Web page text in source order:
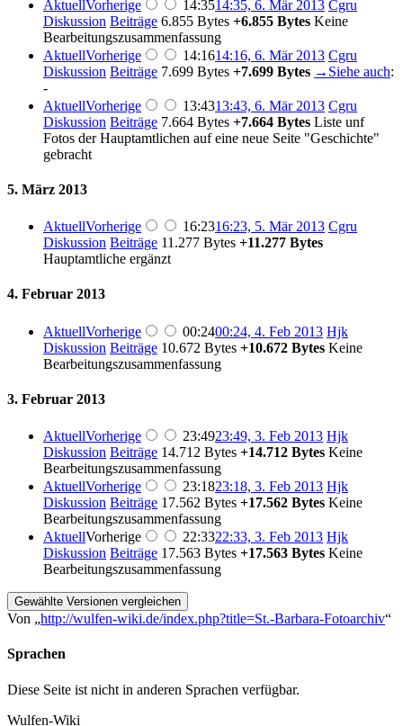
AktuellVorherige 14:3514:35, 6. Mär 2013 Cgru
Diskussion Beiträge 6.855 Bytes +6.855 Bytes Keine
Bearbeitungszusammenfassung
AktuellVorherige 14:1614:16, 6. Mär 2013 Cgru
Diskussion Beiträge 7.699 Bytes +7.699 Bytes →‎Siehe auch:
-
AktuellVorherige 13:4313:43, 6. Mär 2013 Cgru
Diskussion Beiträge 7.664 Bytes +7.664 Bytes Liste unf
Fotos der Hauptamtlichen auf eine neue Seite "Geschichte"
gebracht
5. März 2013
AktuellVorherige 16:2316:23, 5. Mär 2013 Cgru
Diskussion Beiträge 11.277 Bytes +11.277 Bytes
Hauptamtliche ergänzt
4. Februar 2013
AktuellVorherige 00:2400:24, 4. Feb 2013 Hjk
Diskussion Beiträge 10.672 Bytes +10.672 Bytes Keine
Bearbeitungszusammenfassung
3. Februar 2013
AktuellVorherige 23:4923:49, 3. Feb 2013 Hjk
Diskussion Beiträge 14.712 Bytes +14.712 Bytes Keine
Bearbeitungszusammenfassung
AktuellVorherige 23:1823:18, 3. Feb 2013 Hjk
Diskussion Beiträge 17.562 Bytes +17.562 Bytes Keine
Bearbeitungszusammenfassung
AktuellVorherige 22:3322:33, 3. Feb 2013 Hjk
Diskussion Beiträge 17.563 Bytes +17.563 Bytes Keine
Bearbeitungszusammenfassung
Von „http://wulfen-wiki.de/index.php?title=St.-Barbara-Fotoarchiv“
Sprachen
Diese Seite ist nicht in anderen Sprachen verfügbar.
Wulfen-Wiki